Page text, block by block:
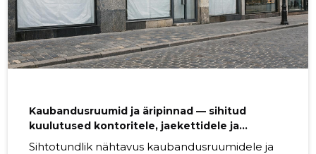
Kaubandusruumid ja äripinnad — sihitud
kuulutused kontoritele, jaekettidele ja
tööstusparkidele
Sihtotundlik nähtavus kaubandusruumidele ja